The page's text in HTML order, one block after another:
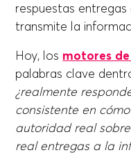
respuestas
transmite la
Hoy, los motores
palabras clave
¿realmente
consistente en
autoridad real
real entregas a la